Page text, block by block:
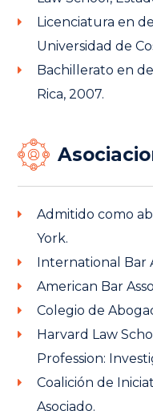
Licenciatura en
Universidad de
Bachillerato en
Rica, 2007.
Admitido como
York.
International Bar
American Bar
Colegio de
Harvard Law
Profession:
Coalición de
Asociado.